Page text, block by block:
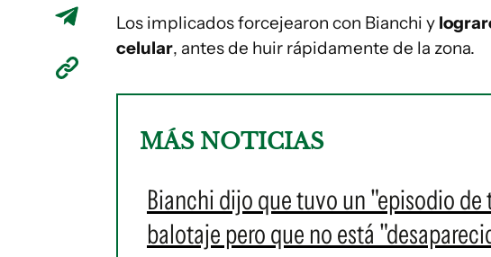
Los implicados forcejearon con Bianchi y
celular, antes de huir rápidamente de la zona.
MÁS NOTICIAS
Bianchi dijo que tuvo un "episodio
balotaje pero que no está